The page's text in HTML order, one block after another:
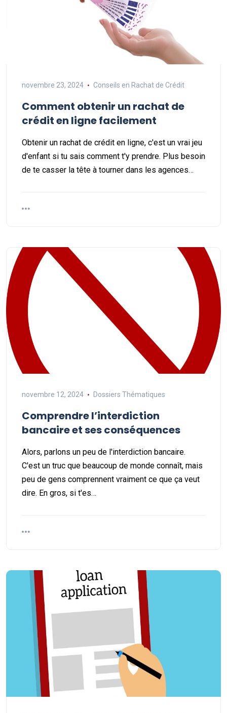
novembre 23, 2024 Conseils en Rachat de Crédit
Comment obtenir un rachat de
crédit en ligne facilement
Obtenir un rachat de crédit en ligne, c'est un vrai jeu
d'enfant si tu sais comment t'y prendre. Plus besoin
de te casser la tête à tourner dans les agences…
novembre 12, 2024 Dossiers Thématiques
Comprendre l’interdiction
bancaire et ses conséquences
Alors, parlons un peu de l'interdiction bancaire.
C'est un truc que beaucoup de monde connaît, mais
peu de gens comprennent vraiment ce que ça veut
dire. En gros, si t'es…